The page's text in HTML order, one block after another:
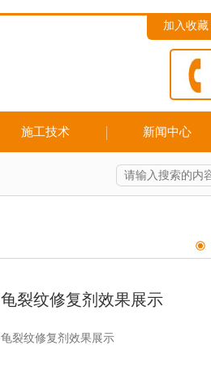
加入收藏
施工技术 新闻中心
龟裂纹修复剂效果展示
龟裂纹修复剂效果展示